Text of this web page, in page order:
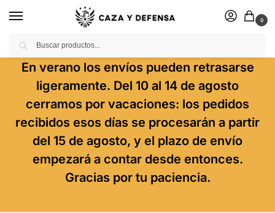
0
En verano los envíos pueden retrasarse
ligeramente. Del 10 al 14 de agosto
cerramos por vacaciones: los pedidos
recibidos esos días se procesarán a partir
del 15 de agosto, y el plazo de envío
empezará a contar desde entonces.
Gracias por tu paciencia.